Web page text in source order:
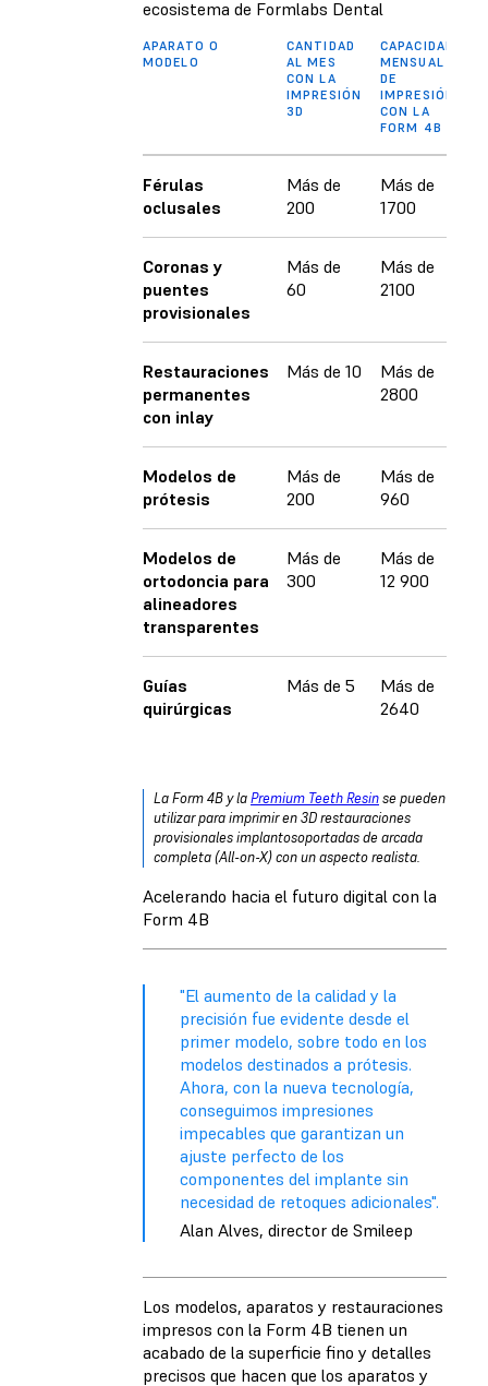
ecosistema de Formlabs Dental
APARATO O
MODELO
CANTIDAD
AL MES
CON LA
IMPRESIÓN
3D
CAPACIDAD
MENSUAL
DE
IMPRESIÓN
CON LA
FORM 4B
Férulas
oclusales
Más de
200
Más de
1700
Coronas y
puentes
provisionales
Más de
60
Más de
2100
Restauraciones
permanentes
con inlay
Más de 10
Más de
2800
Modelos de
prótesis
Más de
200
Más de
960
Modelos de
ortodoncia para
alineadores
transparentes
Más de
300
Más de
12 900
Guías
quirúrgicas
Más de 5
Más de
2640
La Form 4B y laPremium Teeth Resinse pueden
utilizar para imprimir en 3D restauraciones
provisionales implantosoportadas de arcada
completa (All-on-X) con un aspecto realista.
Acelerando hacia el futuro digital con la
Form 4B
"El aumento de la calidad y la
precisión fue evidente desde el
primer modelo, sobre todo en los
modelos destinados a prótesis.
Ahora, con la nueva tecnología,
conseguimos impresiones
impecables que garantizan un
ajuste perfecto de los
componentes del implante sin
necesidad de retoques adicionales".
Alan Alves, director de Smileep
Los modelos, aparatos y restauraciones
impresos con la Form 4B tienen un
acabado de la superficie fino y detalles
precisos que hacen que los aparatos y